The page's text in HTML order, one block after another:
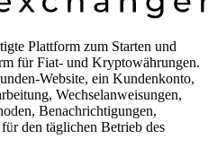
Plattform zum Starten und
für Fiat- und Kryptowährungen.
Website, ein Kundenkonto,
Wechselanweisungen,
Benachrichtigungen,
den täglichen Betrieb des